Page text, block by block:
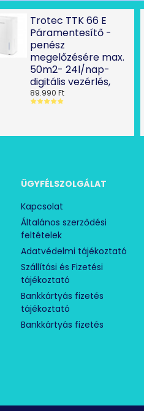
Trotec TTK 66 E
Páramentesítő -
penész
megelőzésére max.
50m2- 24l/nap-
digitális vezérlés,
89.990 Ft
ÜGYFÉLSZOLGÁLAT
Kapcsolat
Általános szerződési
feltételek
Adatvédelmi tájékoztató
Szállítási és Fizetési
tájékoztató
Bankkártyás fizetés
tájékoztató
Bankkártyás fizetés